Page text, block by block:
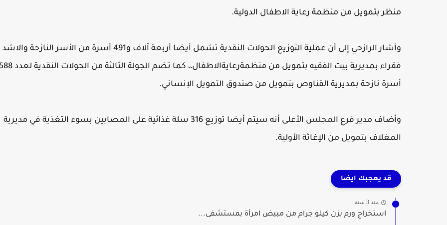
منظر بتمويل من منظمة رعاية الاطفال الدولية.
وأشار الرازحي إلى أن عملية التوزيع الحولات النقدية تشمل أيضا أربعة آلاف و491 أسرة من الأسر النازحة والاشد
فقراء بمديرية بيت الفقيه بتمويل من منظمةرعايةالاطفال،، كما تضم الجولة الثالثة من الحولات النقدية لعدد 588
أسرة نازحة بمديرية القناوص بتمويل من صندوق التمويل الإنساني.
وأضاف مدير فرع المجلس الأعلى أنه سيتم أيضا توزيع 316 سلة غذائية على المصابين بسوء التغذية في مديرية
المغلاف بتمويل من الإغاثة الأولية.
قد يعجبك ايضا
منذ 3 سنة
استخراج ورم يزن كيلو جرام من مبيض امرأة بمستشفى...